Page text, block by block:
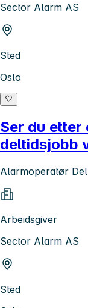
Sector Alarm AS
Sted
Oslo
Ser du etter
deltidsjobb
Alarmoperatør
Arbeidsgiver
Sector Alarm AS
Sted